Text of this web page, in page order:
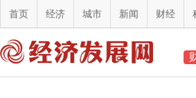
首页 经济 城市 新闻 财经